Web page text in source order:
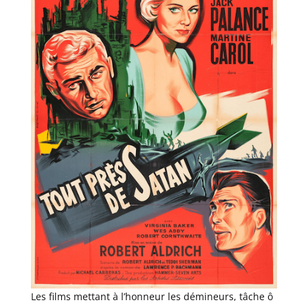
Les films mettant à l’honneur les démineurs, tâche ô